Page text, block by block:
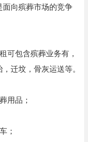
面向殡葬市场的竞争
可包含殡葬业务有，
迁坟，骨灰运送等。
用品；
；